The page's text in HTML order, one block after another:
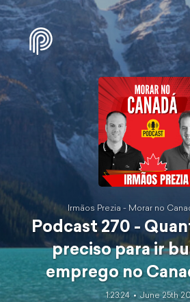
Irmãos Prezia - Morar no
Podcast 270 -
preciso para ir
emprego no
1:23:24 June 25th